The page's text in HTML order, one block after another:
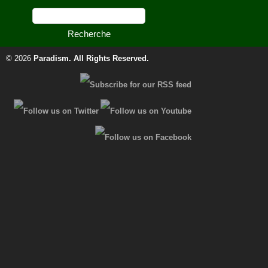
© 2026 Paradism. All Rights Reserved.